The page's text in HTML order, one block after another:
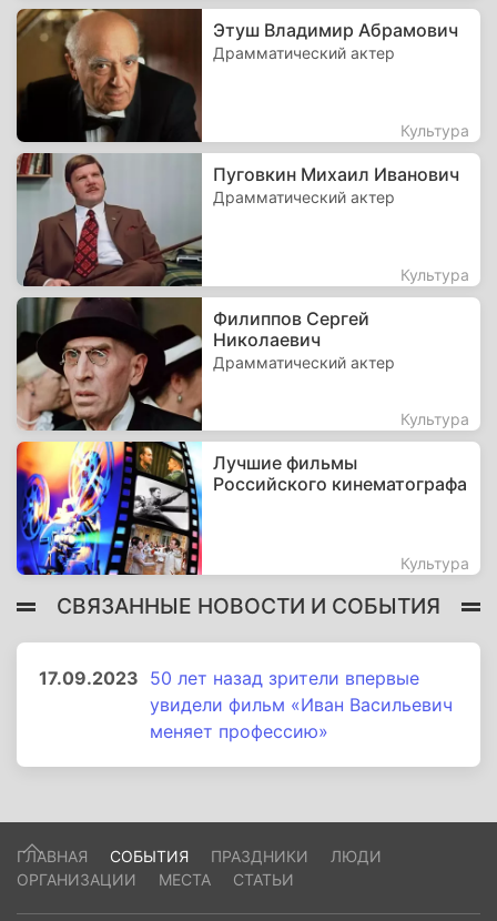
Этуш Владимир Абрамович
Драмматический актер
Культура
Пуговкин Михаил Иванович
Драмматический актер
Культура
Филиппов Сергей
Николаевич
Драмматический актер
Культура
Лучшие фильмы
Российского кинематографа
Культура
СВЯЗАННЫЕ НОВОСТИ И СОБЫТИЯ
17.09.2023 50 лет назад зрители впервые
увидели фильм «Иван Васильевич
меняет профессию»
ГЛАВНАЯ СОБЫТИЯ ПРАЗДНИКИ
ЛЮДИ
ОРГАНИЗАЦИИ
МЕСТА СТАТЬИ